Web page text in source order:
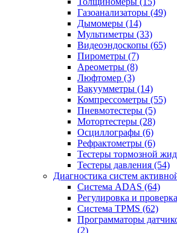
Газоанализаторы (49)
Дымомеры (14)
Мультиметры (33)
Видеоэндоскопы (65)
Пирометры (7)
Ареометры (8)
Люфтомер (3)
Вакуумметры (14)
Компрессометры (55)
Пневмотестеры (5)
Мотортестеры (28)
Осциллографы (6)
Рефрактометры (6)
Тестеры тормозной
Тестеры давления (54)
Диагностика систем
Система ADAS (64)
Регулировка и
Система TPMS (62)
Программаторы
(2)